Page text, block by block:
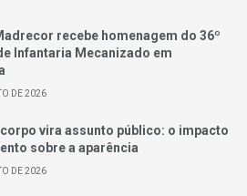
recebe homenagem do 36º
Infantaria Mecanizado em
DE 2026
vira assunto público: o impacto
sobre a aparência
DE 2026